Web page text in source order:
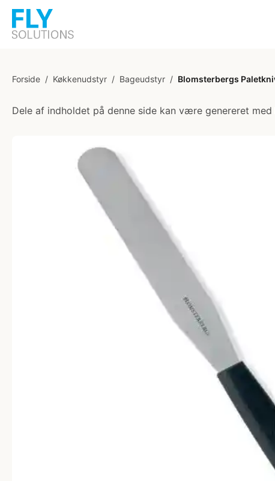
Forside / Køkkenudstyr / Bageudstyr / Blomsterbergs
Dele af indholdet på denne side kan være genereret